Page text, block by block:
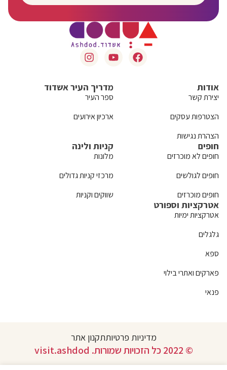
אודות
יצירת קשר
הצטרפות עסקים
הצהרת נגישות
מדריך העיר אשדוד
ספר העיר
ארכיון אירועים
חופים
חופים לא מוכרזים
חופים לגולשים
חופים מוכרזים
קניות ולינה
מלונות
מרכזי קניות גדולים
שווקים וקניות
אטרקציות וספורט
אטרקציות ימיות
גלגלים
ספא
פארקים ואתרי בילוי
פנאי
מדיניות פרטיותתקנון אתר
© 2022 כל הזכויות שמורות. visit.ashdod